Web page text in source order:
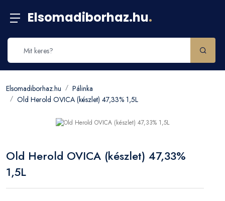
Elsomadiborhaz.hu.
Elsomadiborhaz.hu
Pálinka
Old Herold OVICA (készlet) 47,33% 1,5L
Old Herold OVICA (készlet) 47,33%
1,5L